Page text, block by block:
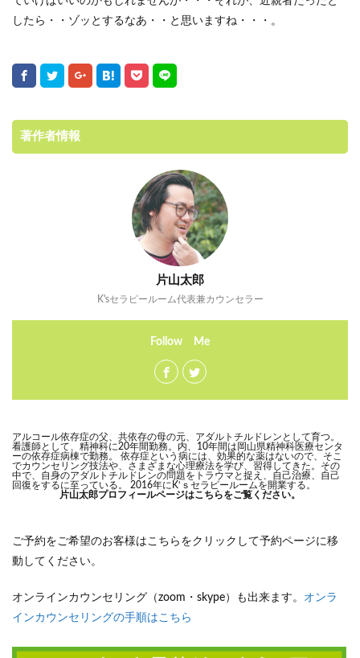
したら・・ゾッとするなあ・・と思いますね・・・。
著作者情報
片山太郎
K'sセラピールーム代表兼カウンセラー
Follow Me
アルコール依存症の父、共依存の母の元、アダルトチルドレンとして育つ。
看護師として、精神科に20年間勤務。内、10年間は岡山県精神科医療センタ
ーの依存症病棟で勤務。 依存症という病には、効果的な薬はないので、そこ
でカウンセリング技法や、さまざまな心理療法を学び、習得してきた。その
中で、自身のアダルトチルドレンの問題をトラウマと捉え、自己治療、自己
回復をするに至っている。 2016年にK‘ｓセラピールームを開業する。
片山太郎プロフィールページはこちらをご覧ください。
ご予約をご希望のお客様はこちらをクリックして予約ページに移
動してください。
オンラインカウンセリング（zoom・skype）も出来ます。 オンラ
インカウンセリングの手順はこちら